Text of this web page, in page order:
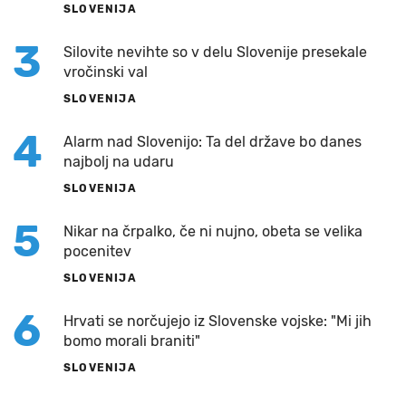
SLOVENIJA
3
Silovite nevihte so v delu Slovenije presekale
vročinski val
SLOVENIJA
4
Alarm nad Slovenijo: Ta del države bo danes
najbolj na udaru
SLOVENIJA
5
Nikar na črpalko, če ni nujno, obeta se velika
pocenitev
SLOVENIJA
6
Hrvati se norčujejo iz Slovenske vojske: "Mi jih
bomo morali braniti"
SLOVENIJA